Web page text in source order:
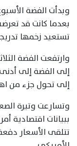
بعدما كانت قد
تستعيد زخمها
إلى الفضة إلى
إلى تحول جزء من
وتسارعت وتيرة
ببيانات اقتصادية
تتلقى الأسعار